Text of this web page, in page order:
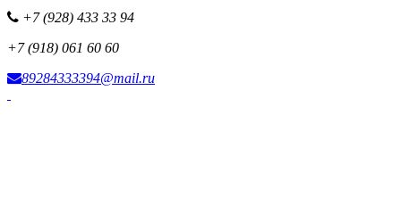
+7 (928) 433 33 94
+7 (918) 061 60 60
89284333394@mail.ru